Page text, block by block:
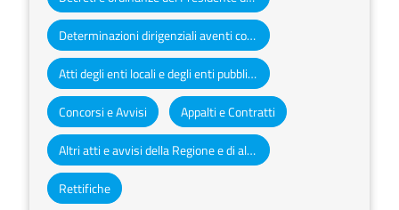
Determinazioni dirigenziali aventi contenuto di interesse generale
Atti degli enti locali e degli enti pubblici e privati
Concorsi e Avvisi Appalti e Contratti
Altri atti e avvisi della Regione e di altri enti pubblici che interessano la collettività regionale
Rettifiche